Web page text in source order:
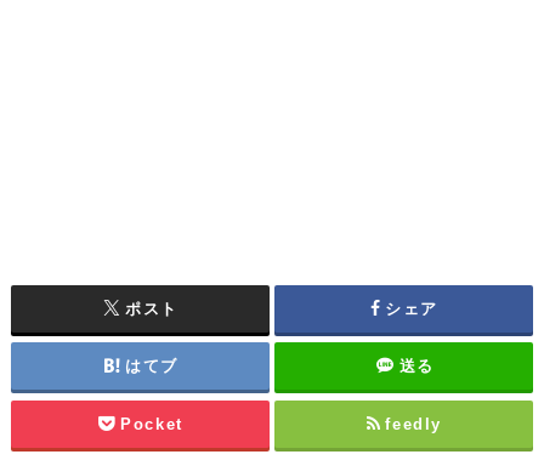
ポスト シェア
はてブ 送る
Pocket feedly